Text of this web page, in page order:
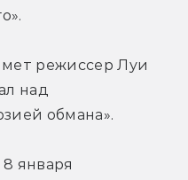
режиссер Луи
над
обмана».
января